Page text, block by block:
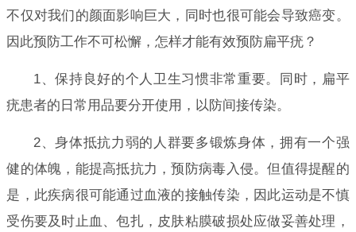
不仅对我们的颜面影响巨大，同时也很可能会导致癌变。
因此预防工作不可松懈，怎样才能有效预防扁平疣？
1、保持良好的个人卫生习惯非常重要。同时，扁平
疣患者的日常用品要分开使用，以防间接传染。
2、身体抵抗力弱的人群要多锻炼身体，拥有一个强
健的体魄，能提高抵抗力，预防病毒入侵。但值得提醒的
是，此疾病很可能通过血液的接触传染，因此运动是不慎
受伤要及时止血、包扎，皮肤粘膜破损处应做妥善处理，